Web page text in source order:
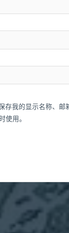
存我的显示名称、邮
使用。